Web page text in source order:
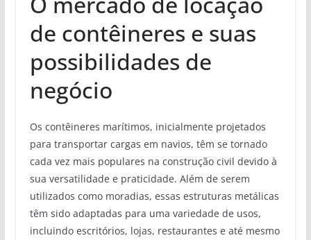
de contêineres e suas
possibilidades de
negócio
Os contêineres marítimos, inicialmente projetados
para transportar cargas em navios, têm se tornado
cada vez mais populares na construção civil devido à
sua versatilidade e praticidade. Além de serem
utilizados como moradias, essas estruturas metálicas
têm sido adaptadas para uma variedade de usos,
incluindo escritórios, lojas, restaurantes e até mesmo